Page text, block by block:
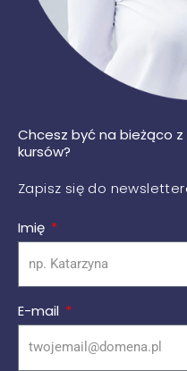
Chcesz być na bieżąco
kursów?
Zapisz się do
Imię
E-mail